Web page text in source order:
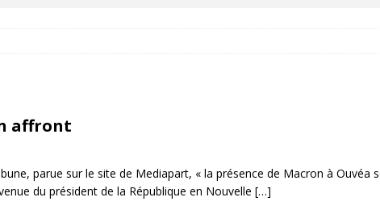
affront
parue sur le site de Mediapart, « la présence de Macron à Ouvéa
du président de la République en Nouvelle […]